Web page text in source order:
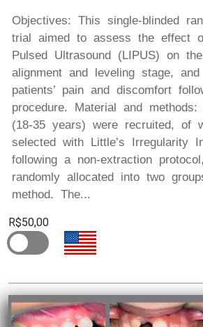
Objectives: This single-blinded
trial aimed to assess the effect
Pulsed Ultrasound (LIPUS) on
alignment and leveling stage,
patients’ pain and discomfort
procedure. Material and
(18-35 years) were recruited, of
selected with Little’s Irregularity
following a non-extraction
randomly allocated into two
method. The...
R$50,00